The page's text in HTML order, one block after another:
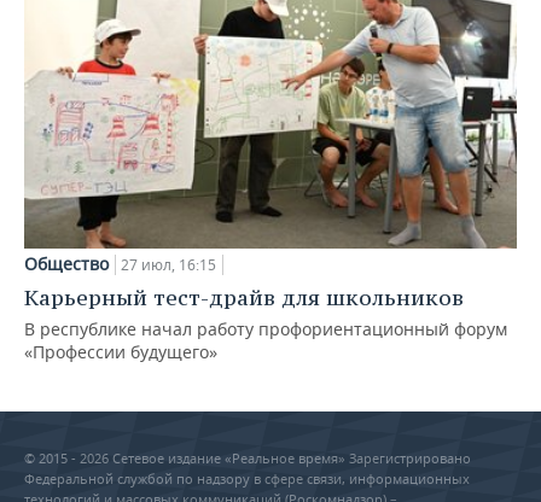
Общество 27 июл, 16:15
Карьерный тест-драйв для школьников
В республике начал работу профориентационный форум
«Профессии будущего»
© 2015 - 2026 Сетевое издание «Реальное время» Зарегистрировано
Федеральной службой по надзору в сфере связи, информационных